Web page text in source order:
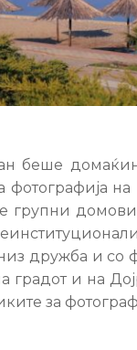
беше
на
групни
дружба и со
градот и на
за